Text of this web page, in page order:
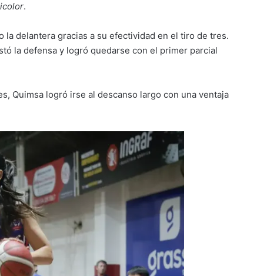
.
delantera gracias a su efectividad en el tiro de tres.
la defensa y logró quedarse con el primer parcial
Quimsa logró irse al descanso largo con una ventaja